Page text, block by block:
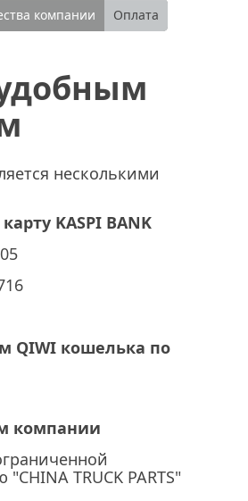
компании Оплата
несколькими
KASPI BANK
QIWI кошелька по
компании
TRUCK PARTS"